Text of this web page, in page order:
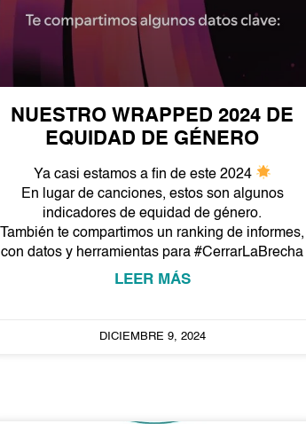
NUESTRO WRAPPED 2024 DE
EQUIDAD DE GÉNERO
Ya casi estamos a fin de este 2024
En lugar de canciones, estos son algunos
indicadores de equidad de género.
También te compartimos un ranking de informes,
con datos y herramientas para #CerrarLaBrecha
LEER MÁS
DICIEMBRE 9, 2024